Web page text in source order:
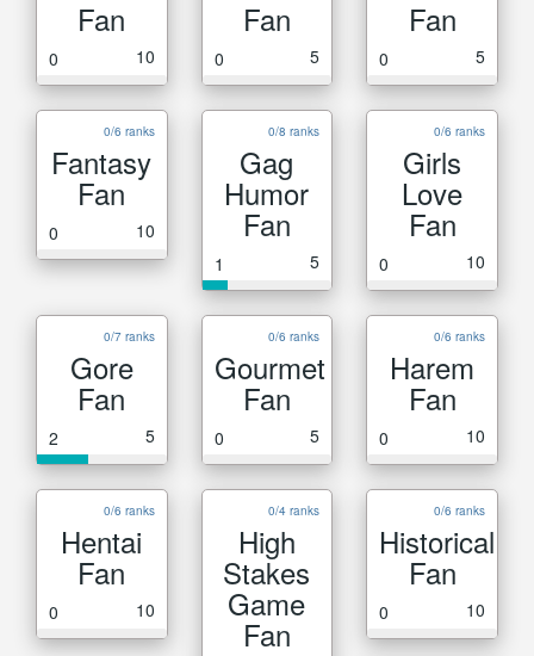
Fan
0 10
Fan
0 5
Fan
0 5
0/6 ranks
Fantasy
Fan
0 10
0/8 ranks
Gag
Humor
Fan
1 5
0/6 ranks
Girls
Love
Fan
0 10
0/7 ranks
Gore
Fan
2 5
0/6 ranks
Gourmet
Fan
0 5
0/6 ranks
Harem
Fan
0 10
0/6 ranks
Hentai
Fan
0 10
0/4 ranks
High
Stakes
Game
Fan
0/6 ranks
Historical
Fan
0 10